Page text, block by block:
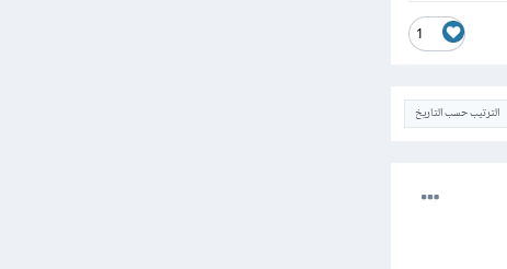
1
الترتيب حسب التاريخ